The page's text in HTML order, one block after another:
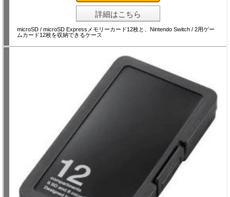
詳細はこちら
microSD / microSD Expressメモリーカード12枚と、Nintendo Switch / 2用ゲー
ムカード12枚を収納できるケース